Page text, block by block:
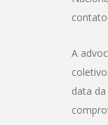
A
data